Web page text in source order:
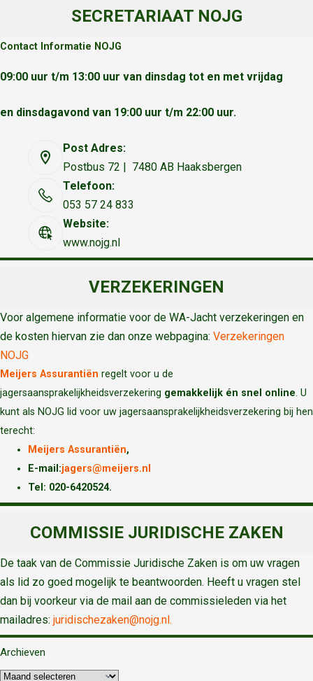
SECRETARIAAT NOJG
Contact Informatie NOJG
09:00 uur t/m 13:00 uur van dinsdag tot en met vrijdag
en dinsdagavond van 19:00 uur t/m 22:00 uur.
Post Adres:
Postbus 72 | 7480 AB Haaksbergen
Telefoon:
053 57 24 833
Website:
www.nojg.nl
VERZEKERINGEN
Voor algemene informatie voor de WA-Jacht verzekeringen en
de kosten hiervan zie dan onze webpagina: Verzekeringen
NOJG
Meijers Assurantiën regelt voor u de
jagersaansprakelijkheidsverzekering gemakkelijk én snel online. U
kunt als NOJG lid voor uw jagersaansprakelijkheidsverzekering bij hen
terecht:
Meijers Assurantiën,
E-mail:jagers@meijers.nl
Tel: 020-6420524.
COMMISSIE JURIDISCHE ZAKEN
De taak van de Commissie Juridische Zaken is om uw vragen
als lid zo goed mogelijk te beantwoorden. Heeft u vragen stel
dan bij voorkeur via de mail aan de commissieleden via het
mailadres: juridischezaken@nojg.nl.
Archieven